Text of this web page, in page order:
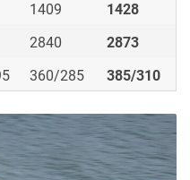
C-osztály
Cabriolet
(2016)
E-osztály
Cabriolet
(2017)